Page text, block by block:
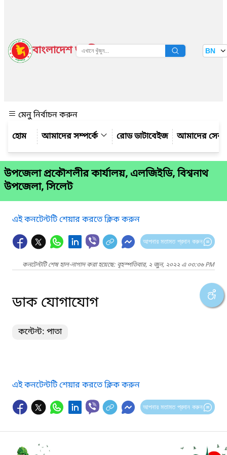
বাংলাদেশ জাতীয় তথ্য বাতায়ন BN
মেনু নির্বাচন করুন
আমাদের সম্পর্কে
রোড ডাটাবেইজ আমাদের সেবা
উপজেলা প্রকৌশলীর কার্যালয়, এলজিইডি, বিশ্বনাথ
উপজেলা, সিলেট
এই কনটেন্টটি শেয়ার করতে ক্লিক করুন
আপনার মতামত প্রদান করুন
কনটেন্টটি শেষ হাল-নাগাদ করা হয়েছে: বৃহস্পতিবার, ২ জুন, ২০২২ এ ০৩:৩৬ PM
ডাক যোগাযোগ
কন্টেন্ট: পাতা
এই কনটেন্টটি শেয়ার করতে ক্লিক করুন
আপনার মতামত প্রদান করুন